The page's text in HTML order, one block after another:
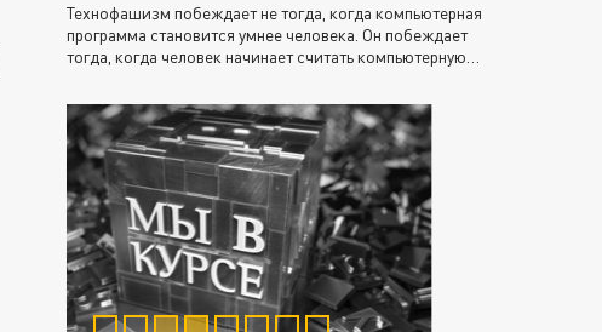
Технофашизм побеждает не тогда, когда компьютерная
программа становится умнее человека. Он побеждает
тогда, когда человек начинает считать компьютерную